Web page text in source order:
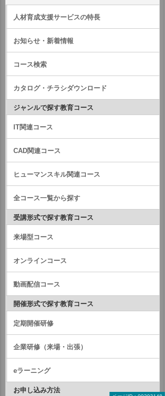
人材育成支援サービスの特長
お知らせ・新着情報
コース検索
カタログ・チラシダウンロード
ジャンルで探す教育コース
IT関連コース
CAD関連コース
ヒューマンスキル関連コース
全コース一覧から探す
受講形式で探す教育コース
来場型コース
オンラインコース
動画配信コース
開催形式で探す教育コース
定期開催研修
企業研修（来場・出張）
eラーニング
お申し込み方法